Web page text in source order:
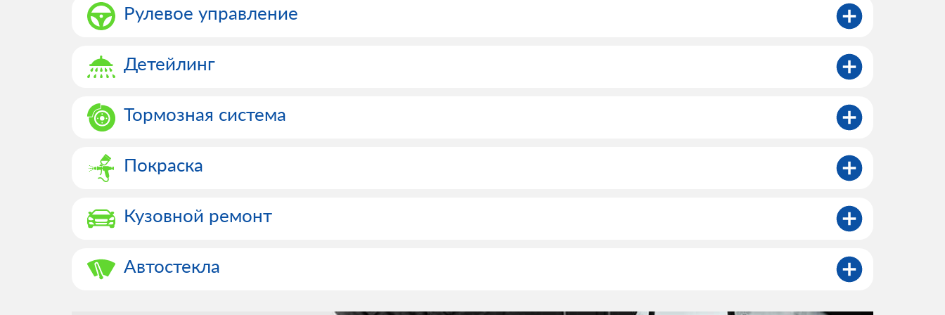
Рулевое управление
Детейлинг
Тормозная система
Покраска
Кузовной ремонт
Автостекла